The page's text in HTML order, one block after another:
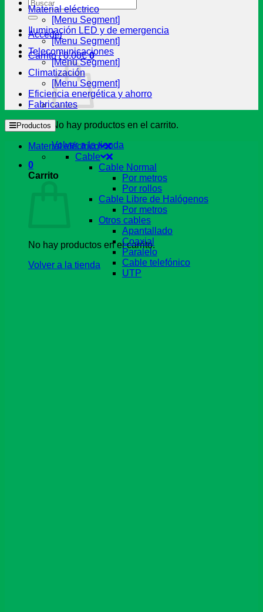
por:
Acceder
Carrito /0,00€ 0
No hay productos en el carrito.
Volver a la tienda
0
Carrito
No hay productos en el carrito.
Volver a la tienda
Material eléctrico
[Menu Segment]
Iluminación LED y de emergencia
[Menu Segment]
Telecomunicaciones
[Menu Segment]
Climatización
[Menu Segment]
Eficiencia energética y ahorro
Fabricantes
Productos
Material eléctrico
Cable
Cable Normal
Por metros
Por rollos
Cable Libre de Halógenos
Por metros
Otros cables
Apantallado
Coaxial
Paralelo
Cable telefónico
UTP